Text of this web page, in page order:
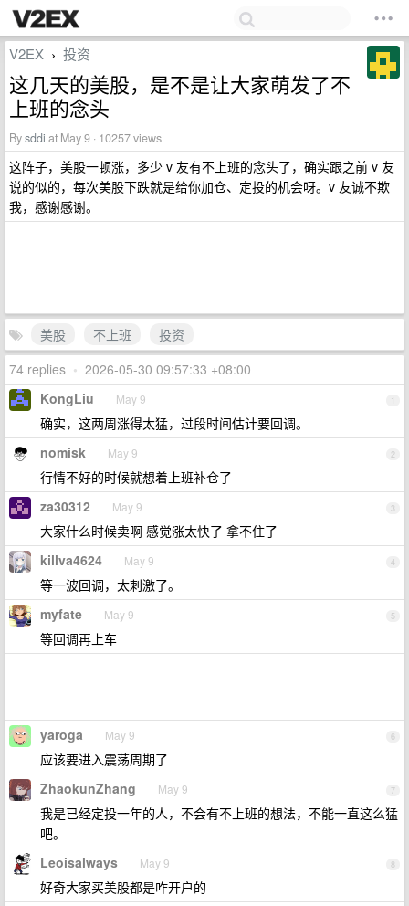
V2EX › 投资
这几天的美股，是不是让大家萌发了不
上班的念头
Bysddi at May 9 · 10257 views
这阵子，美股一顿涨，多少 v 友有不上班的念头了，确实跟之前 v 友
说的似的，每次美股下跌就是给你加仓、定投的机会呀。v 友诚不欺
我，感谢感谢。
美股 不上班
投资
74 replies • 2026-05-30 09:57:33 +08:00
1
KongLiu May 9
确实，这两周涨得太猛，过段时间估计要回调。
2
nomisk May 9
行情不好的时候就想着上班补仓了
3
za30312 May 9
大家什么时候卖啊 感觉涨太快了 拿不住了
4
killva4624 May 9
等一波回调，太刺激了。
5
myfate May 9
等回调再上车
6
yaroga May 9
应该要进入震荡周期了
7
ZhaokunZhang May 9
我是已经定投一年的人，不会有不上班的想法，不能一直这么猛
吧。
8
Leoisalways May 9
好奇大家买美股都是咋开户的